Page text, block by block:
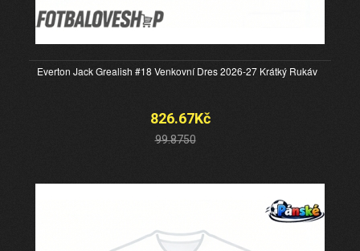
Everton Jack Grealish #18 Venkovní Dres 2026-27 Krátký Rukáv
826.67Kč
99.8750